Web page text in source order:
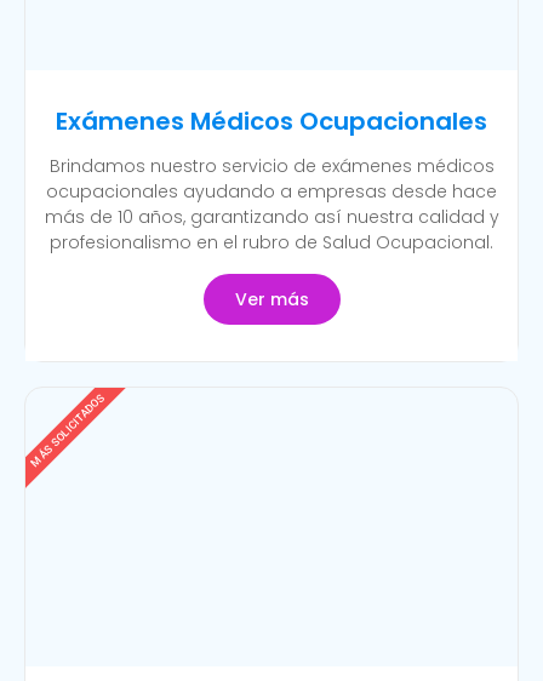
Exámenes Médicos Ocupacionales
Brindamos nuestro servicio de exámenes médicos
ocupacionales ayudando a empresas desde hace
más de 10 años, garantizando así nuestra calidad y
profesionalismo en el rubro de Salud Ocupacional.
Ver más
MÁS SOLICITADOS